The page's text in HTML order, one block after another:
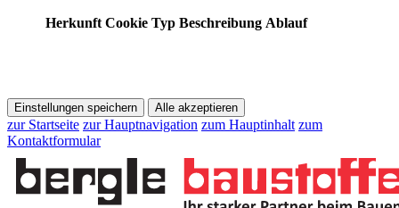
Herkunft Cookie Typ Beschreibung Ablauf
Einstellungen speichern Alle akzeptieren
zur Startseite zur Hauptnavigation zum Hauptinhalt zum
Kontaktformular